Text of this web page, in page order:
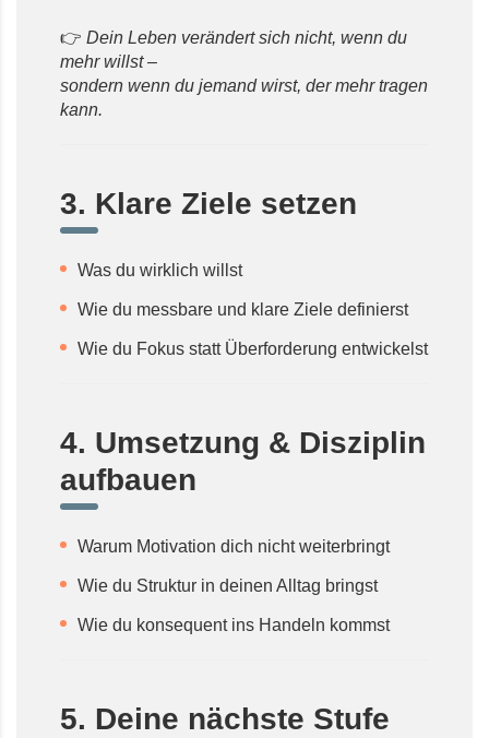
👉 Dein Leben verändert sich nicht, wenn du
mehr willst –
sondern wenn du jemand wirst, der mehr tragen
kann.
3. Klare Ziele setzen
Was du wirklich willst
Wie du messbare und klare Ziele definierst
Wie du Fokus statt Überforderung entwickelst
4. Umsetzung & Disziplin
aufbauen
Warum Motivation dich nicht weiterbringt
Wie du Struktur in deinen Alltag bringst
Wie du konsequent ins Handeln kommst
5. Deine nächste Stufe